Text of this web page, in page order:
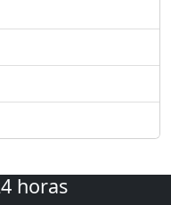
horas